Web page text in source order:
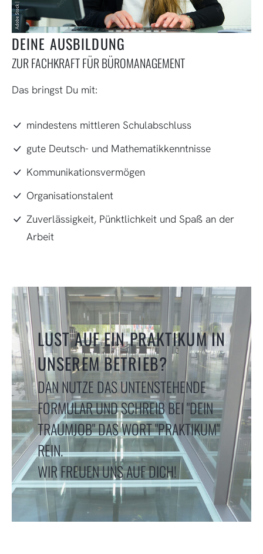
DEINE AUSBILDUNG
ZUR FACHKRAFT FÜR BÜROMANAGEMENT
Das bringst Du mit:
mindestens mittleren Schulabschluss
gute Deutsch- und Mathematikkenntnisse
Kommunikationsvermögen
Organisationstalent
Zuverlässigkeit, Pünktlichkeit und Spaß an der
Arbeit
LUST AUF EIN PRAKTIKUM IN
UNSEREM BETRIEB?
DAN NUTZE DAS UNTENSTEHENDE
FORMULAR UND SCHREIB BEI "DEIN
TRAUMJOB" DAS WORT "PRAKTIKUM"
REIN.
WIR FREUEN UNS AUF DICH!